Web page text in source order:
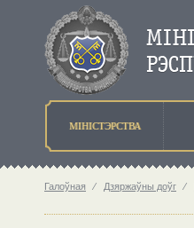
МIНIСТЭРСТВА
Галоўная ⁄ Дзяржаўны доўг ⁄